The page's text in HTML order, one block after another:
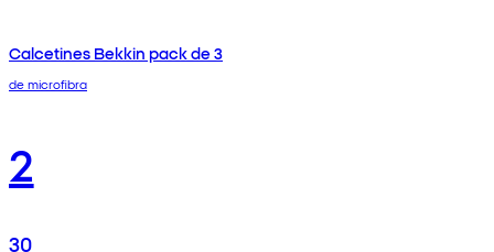
Calcetines Bekkin pack de 3
de microfibra
2
30